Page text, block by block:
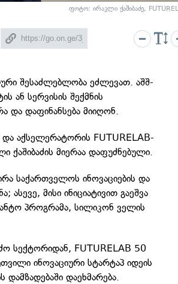
ფოტო: ირაკლი ქაშიბაძე,
შესაძლებლობა ეძლევათ. აშშ-
ან სერვისის შექმნის
და დაფინანსება მიიღონ.
აქსელერატორის FUTURELAB-
მიერაა დაფუძნებული.
საქართველოს ინოვაციების და
ასევე, მისი ინიციატივით გაეშვა
პროგრამა, სილიკონ ველის
სექტორიდან, FUTURELAB 50
ინოვაციური სტარტაპ იდეის
დაეხმარება.